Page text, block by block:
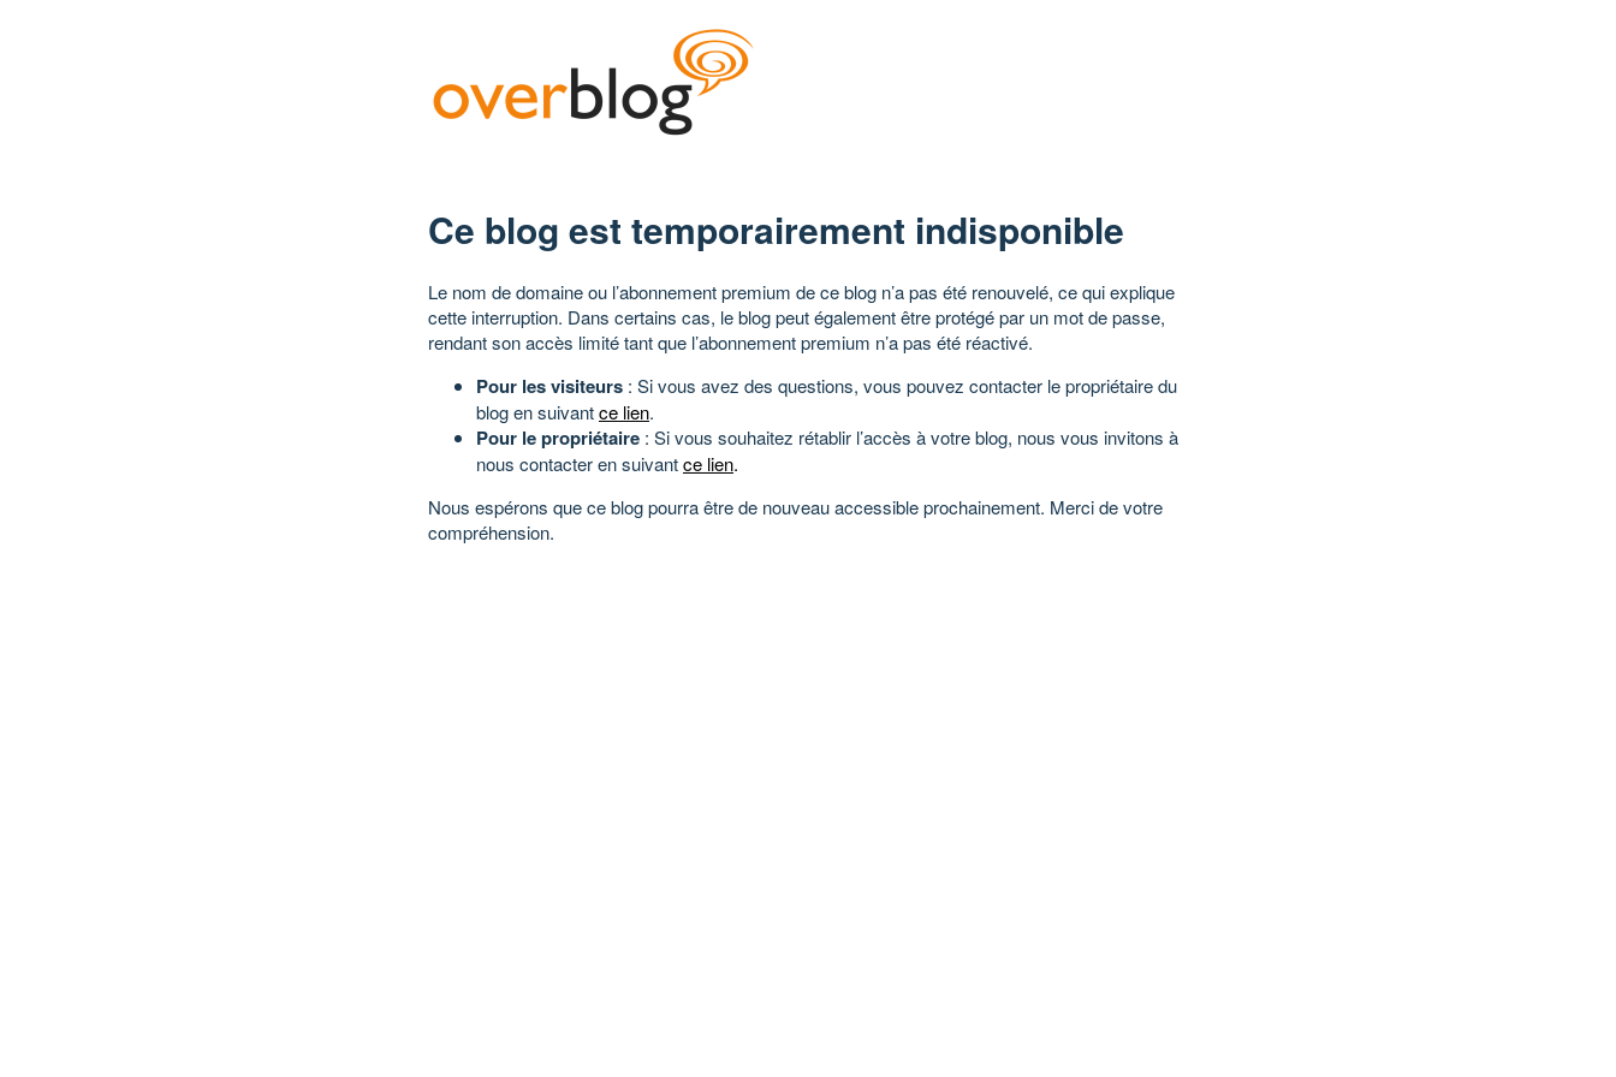
Ce blog est temporairement indisponible
Le nom de domaine ou l’abonnement premium de ce blog n’a pas été renouvelé, ce qui explique
cette interruption. Dans certains cas, le blog peut également être protégé par un mot de passe,
rendant son accès limité tant que l’abonnement premium n’a pas été réactivé.
Pour les visiteurs : Si vous avez des questions, vous pouvez contacter le propriétaire du
blog en suivantce lien.
Pour le propriétaire : Si vous souhaitez rétablir l’accès à votre blog, nous vous invitons à
nous contacter en suivantce lien.
Nous espérons que ce blog pourra être de nouveau accessible prochainement. Merci de votre
compréhension.